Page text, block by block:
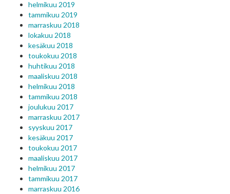
helmikuu 2019
tammikuu 2019
marraskuu 2018
lokakuu 2018
kesäkuu 2018
toukokuu 2018
huhtikuu 2018
maaliskuu 2018
helmikuu 2018
tammikuu 2018
joulukuu 2017
marraskuu 2017
syyskuu 2017
kesäkuu 2017
toukokuu 2017
maaliskuu 2017
helmikuu 2017
tammikuu 2017
marraskuu 2016